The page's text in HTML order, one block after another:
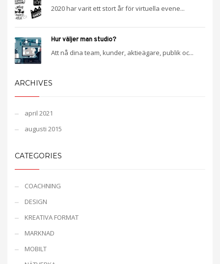
2020 har varit ett stort år för virtuella evene...
Hur väljer man studio?
Att nå dina team, kunder, aktieägare, publik oc...
ARCHIVES
april 2021
augusti 2015
CATEGORIES
COACHNING
DESIGN
KREATIVA FORMAT
MARKNAD
MOBILT